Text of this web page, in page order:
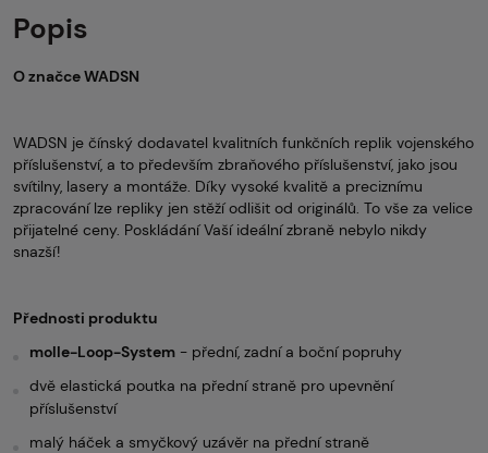
Popis
O značce WADSN
WADSN je čínský dodavatel kvalitních funkčních replik vojenského
příslušenství, a to především zbraňového příslušenství, jako jsou
svítilny, lasery a montáže. Díky vysoké kvalitě a preciznímu
zpracování lze repliky jen stěží odlišit od originálů. To vše za velice
přijatelné ceny. Poskládání Vaší ideální zbraně nebylo nikdy
snazší!
Přednosti produktu
molle-Loop-System - přední, zadní a boční popruhy
dvě elastická poutka na přední straně pro upevnění
příslušenství
malý háček a smyčkový uzávěr na přední straně